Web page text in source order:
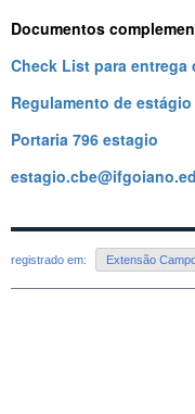
Documentos
Check List para
Regulamento de
Portaria 796 estagio
registrado em: Extensão